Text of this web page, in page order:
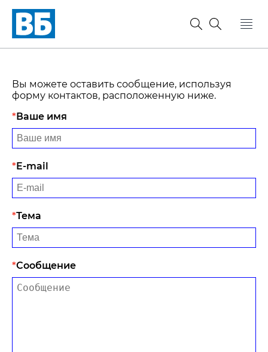
Вы можете оставить сообщение, используя
форму контактов, расположенную ниже.
Ваше имя
E-mail
Тема
Сообщение